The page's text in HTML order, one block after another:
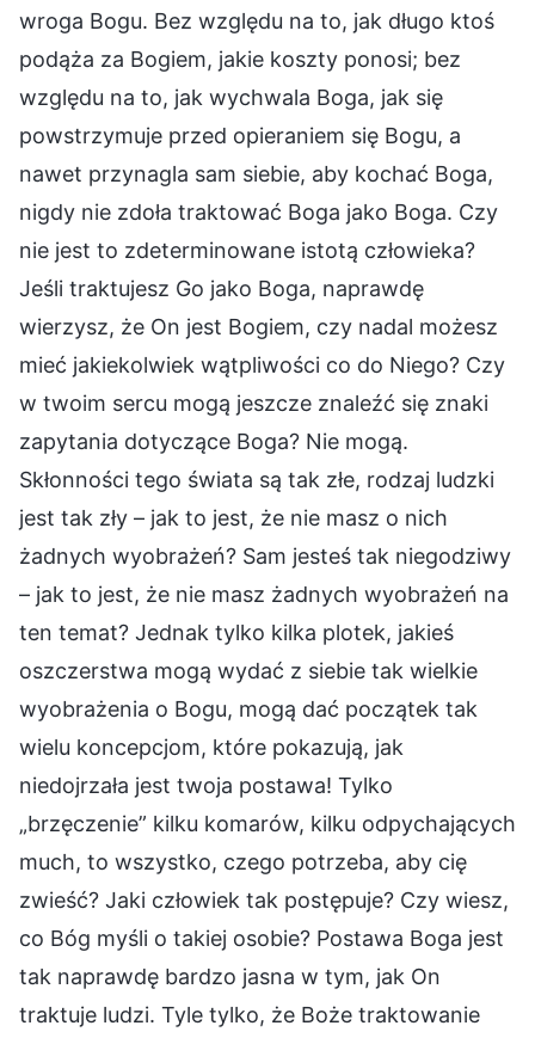
wroga Bogu. Bez względu na to, jak długo ktoś
podąża za Bogiem, jakie koszty ponosi; bez
względu na to, jak wychwala Boga, jak się
powstrzymuje przed opieraniem się Bogu, a
nawet przynagla sam siebie, aby kochać Boga,
nigdy nie zdoła traktować Boga jako Boga. Czy
nie jest to zdeterminowane istotą człowieka?
Jeśli traktujesz Go jako Boga, naprawdę
wierzysz, że On jest Bogiem, czy nadal możesz
mieć jakiekolwiek wątpliwości co do Niego? Czy
w twoim sercu mogą jeszcze znaleźć się znaki
zapytania dotyczące Boga? Nie mogą.
Skłonności tego świata są tak złe, rodzaj ludzki
jest tak zły – jak to jest, że nie masz o nich
żadnych wyobrażeń? Sam jesteś tak niegodziwy
– jak to jest, że nie masz żadnych wyobrażeń na
ten temat? Jednak tylko kilka plotek, jakieś
oszczerstwa mogą wydać z siebie tak wielkie
wyobrażenia o Bogu, mogą dać początek tak
wielu koncepcjom, które pokazują, jak
niedojrzała jest twoja postawa! Tylko
„brzęczenie” kilku komarów, kilku odpychających
much, to wszystko, czego potrzeba, aby cię
zwieść? Jaki człowiek tak postępuje? Czy wiesz,
co Bóg myśli o takiej osobie? Postawa Boga jest
tak naprawdę bardzo jasna w tym, jak On
traktuje ludzi. Tyle tylko, że Boże traktowanie